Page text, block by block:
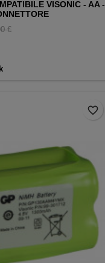
VISONIC - AA -
€
favorite_border